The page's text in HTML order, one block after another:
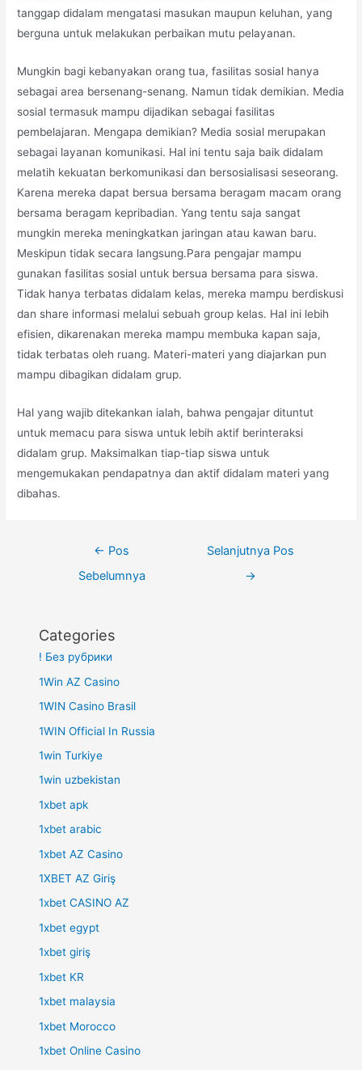
tanggap didalam mengatasi masukan maupun keluhan, yang
berguna untuk melakukan perbaikan mutu pelayanan.
Mungkin bagi kebanyakan orang tua, fasilitas sosial hanya
sebagai area bersenang-senang. Namun tidak demikian. Media
sosial termasuk mampu dijadikan sebagai fasilitas
pembelajaran. Mengapa demikian? Media sosial merupakan
sebagai layanan komunikasi. Hal ini tentu saja baik didalam
melatih kekuatan berkomunikasi dan bersosialisasi seseorang.
Karena mereka dapat bersua bersama beragam macam orang
bersama beragam kepribadian. Yang tentu saja sangat
mungkin mereka meningkatkan jaringan atau kawan baru.
Meskipun tidak secara langsung.Para pengajar mampu
gunakan fasilitas sosial untuk bersua bersama para siswa.
Tidak hanya terbatas didalam kelas, mereka mampu berdiskusi
dan share informasi melalui sebuah group kelas. Hal ini lebih
efisien, dikarenakan mereka mampu membuka kapan saja,
tidak terbatas oleh ruang. Materi-materi yang diajarkan pun
mampu dibagikan didalam grup.
Hal yang wajib ditekankan ialah, bahwa pengajar dituntut
untuk memacu para siswa untuk lebih aktif berinteraksi
didalam grup. Maksimalkan tiap-tiap siswa untuk
mengemukakan pendapatnya dan aktif didalam materi yang
dibahas.
← Pos
Sebelumnya
Selanjutnya Pos
→
Categories
! Без рубрики
1Win AZ Casino
1WIN Casino Brasil
1WIN Official In Russia
1win Turkiye
1win uzbekistan
1xbet apk
1xbet arabic
1xbet AZ Casino
1XBET AZ Giriş
1xbet CASINO AZ
1xbet egypt
1xbet giriş
1xbet KR
1xbet malaysia
1xbet Morocco
1xbet Online Casino